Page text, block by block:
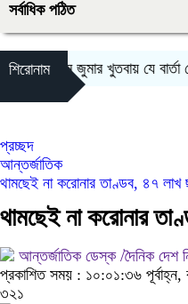
সর্বাধিক পঠিত
শিরোনাম
প্রথম জুমার খুতবায় যে বার্তা
প্রচ্ছদ
আন্তর্জাতিক
থামছেই না করোনার তাণ্ডব, ৪৭ লাখ
থামছেই না করোনার
আন্তর্জাতিক ডেস্ক /দৈনিক দেশ
প্রকাশিত সময় : ১০:০১:৩৬ পূর্বাহ্ন,
৩২১